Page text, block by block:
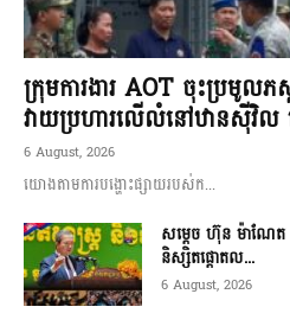
ក្រុមការងារ AOT ចុះប្រមូល
វាយប្រហារលើលំនៅឋានស៊ីវិល
6 August, 2026
យោងតាមការបង្ហោះផ្សាយរបស់ក...
សម្តេច ហ៊ុន ម៉ាណែ
និស្សិតផ្តោតល...
6 August, 2026